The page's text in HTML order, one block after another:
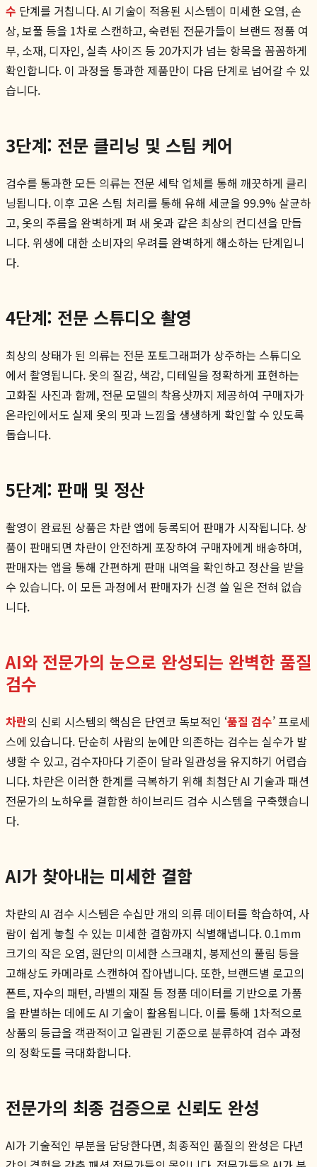
수 단계를 거칩니다. AI 기술이 적용된 시스템이 미세한 오염, 손
상, 보풀 등을 1차로 스캔하고, 숙련된 전문가들이 브랜드 정품 여
부, 소재, 디자인, 실측 사이즈 등 20가지가 넘는 항목을 꼼꼼하게
확인합니다. 이 과정을 통과한 제품만이 다음 단계로 넘어갈 수 있
습니다.
3단계: 전문 클리닝 및 스팀 케어
검수를 통과한 모든 의류는 전문 세탁 업체를 통해 깨끗하게 클리
닝됩니다. 이후 고온 스팀 처리를 통해 유해 세균을 99.9% 살균하
고, 옷의 주름을 완벽하게 펴 새 옷과 같은 최상의 컨디션을 만듭
니다. 위생에 대한 소비자의 우려를 완벽하게 해소하는 단계입니
다.
4단계: 전문 스튜디오 촬영
최상의 상태가 된 의류는 전문 포토그래퍼가 상주하는 스튜디오
에서 촬영됩니다. 옷의 질감, 색감, 디테일을 정확하게 표현하는
고화질 사진과 함께, 전문 모델의 착용샷까지 제공하여 구매자가
온라인에서도 실제 옷의 핏과 느낌을 생생하게 확인할 수 있도록
돕습니다.
5단계: 판매 및 정산
촬영이 완료된 상품은 차란 앱에 등록되어 판매가 시작됩니다. 상
품이 판매되면 차란이 안전하게 포장하여 구매자에게 배송하며,
판매자는 앱을 통해 간편하게 판매 내역을 확인하고 정산을 받을
수 있습니다. 이 모든 과정에서 판매자가 신경 쓸 일은 전혀 없습
니다.
AI와 전문가의 눈으로 완성되는 완벽한 품질
검수
차란의 신뢰 시스템의 핵심은 단연코 독보적인 ‘품질 검수’ 프로세
스에 있습니다. 단순히 사람의 눈에만 의존하는 검수는 실수가 발
생할 수 있고, 검수자마다 기준이 달라 일관성을 유지하기 어렵습
니다. 차란은 이러한 한계를 극복하기 위해 최첨단 AI 기술과 패션
전문가의 노하우를 결합한 하이브리드 검수 시스템을 구축했습니
다.
AI가 찾아내는 미세한 결함
차란의 AI 검수 시스템은 수십만 개의 의류 데이터를 학습하여, 사
람이 쉽게 놓칠 수 있는 미세한 결함까지 식별해냅니다. 0.1mm
크기의 작은 오염, 원단의 미세한 스크래치, 봉제선의 풀림 등을
고해상도 카메라로 스캔하여 잡아냅니다. 또한, 브랜드별 로고의
폰트, 자수의 패턴, 라벨의 재질 등 정품 데이터를 기반으로 가품
을 판별하는 데에도 AI 기술이 활용됩니다. 이를 통해 1차적으로
상품의 등급을 객관적이고 일관된 기준으로 분류하여 검수 과정
의 정확도를 극대화합니다.
전문가의 최종 검증으로 신뢰도 완성
AI가 기술적인 부분을 담당한다면, 최종적인 품질의 완성은 다년